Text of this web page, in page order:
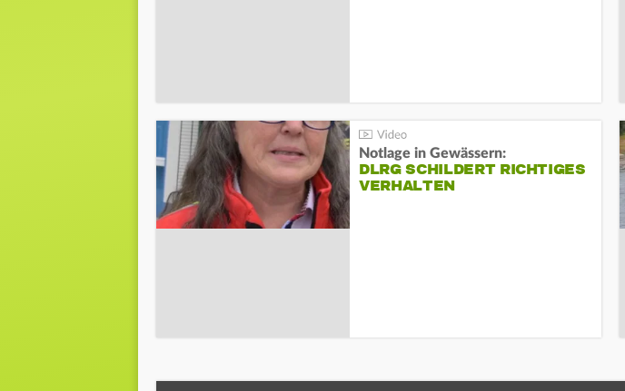
Notlage in Gewässern:
DLRG SCHILDERT RICHTIGES
VERHALTEN